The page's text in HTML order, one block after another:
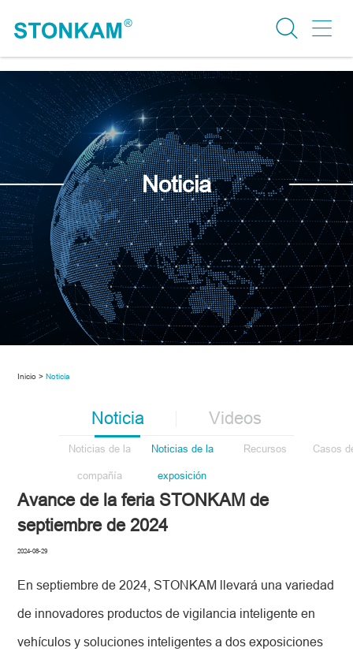
Noticia
Inicio > Noticia
Noticia
Noticias de la
compañía
Noticias de la
exposición
Recursos Casos
Videos
Avance de la feria STONKAM de
septiembre de 2024
2024-08-29
En septiembre de 2024, STONKAM llevará una variedad
de innovadores productos de vigilancia inteligente en
vehículos y soluciones inteligentes a dos exposiciones